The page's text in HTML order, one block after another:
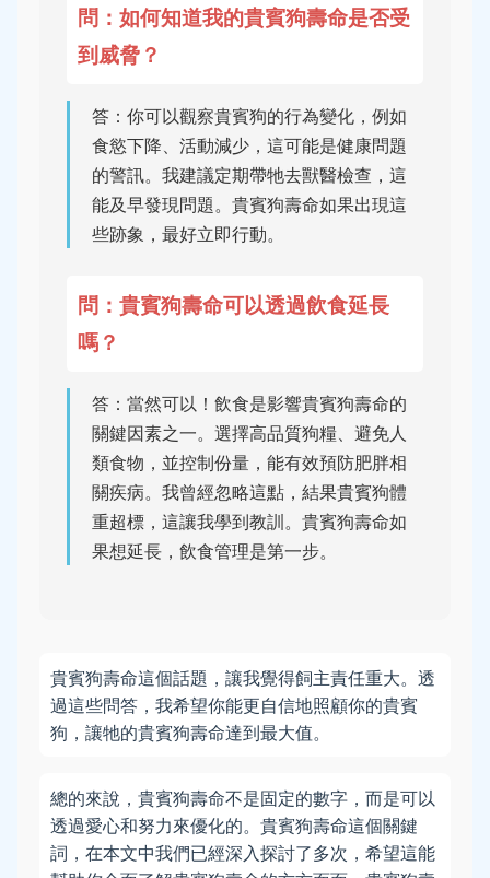
問：如何知道我的貴賓狗壽命是否受
到威脅？
答：你可以觀察貴賓狗的行為變化，例如
食慾下降、活動減少，這可能是健康問題
的警訊。我建議定期帶牠去獸醫檢查，這
能及早發現問題。貴賓狗壽命如果出現這
些跡象，最好立即行動。
問：貴賓狗壽命可以透過飲食延長
嗎？
答：當然可以！飲食是影響貴賓狗壽命的
關鍵因素之一。選擇高品質狗糧、避免人
類食物，並控制份量，能有效預防肥胖相
關疾病。我曾經忽略這點，結果貴賓狗體
重超標，這讓我學到教訓。貴賓狗壽命如
果想延長，飲食管理是第一步。
貴賓狗壽命這個話題，讓我覺得飼主責任重大。透
過這些問答，我希望你能更自信地照顧你的貴賓
狗，讓牠的貴賓狗壽命達到最大值。
總的來說，貴賓狗壽命不是固定的數字，而是可以
透過愛心和努力來優化的。貴賓狗壽命這個關鍵
詞，在本文中我們已經深入探討了多次，希望這能